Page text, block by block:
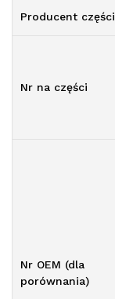
Producent części
Nr na części
Nr OEM (dla
porównania)